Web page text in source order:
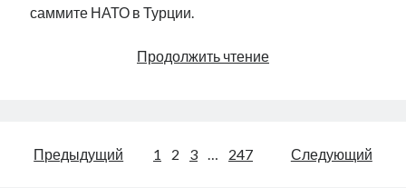
саммите НАТО в Турции.
Продолжить чтениеПодарок
Narva
Пагинация
Предыдущий 1 2 3 247 Следующий